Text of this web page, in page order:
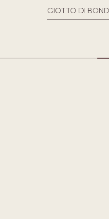
MICHELANGELO